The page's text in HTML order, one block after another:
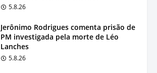
5.8.26
Jerônimo Rodrigues comenta prisão de
PM investigada pela morte de Léo
Lanches
5.8.26